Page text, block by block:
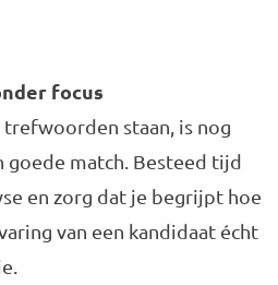
focus
trefwoorden staan, is nog
goede match. Besteed tijd
en zorg dat je begrijpt hoe
van een kandidaat écht